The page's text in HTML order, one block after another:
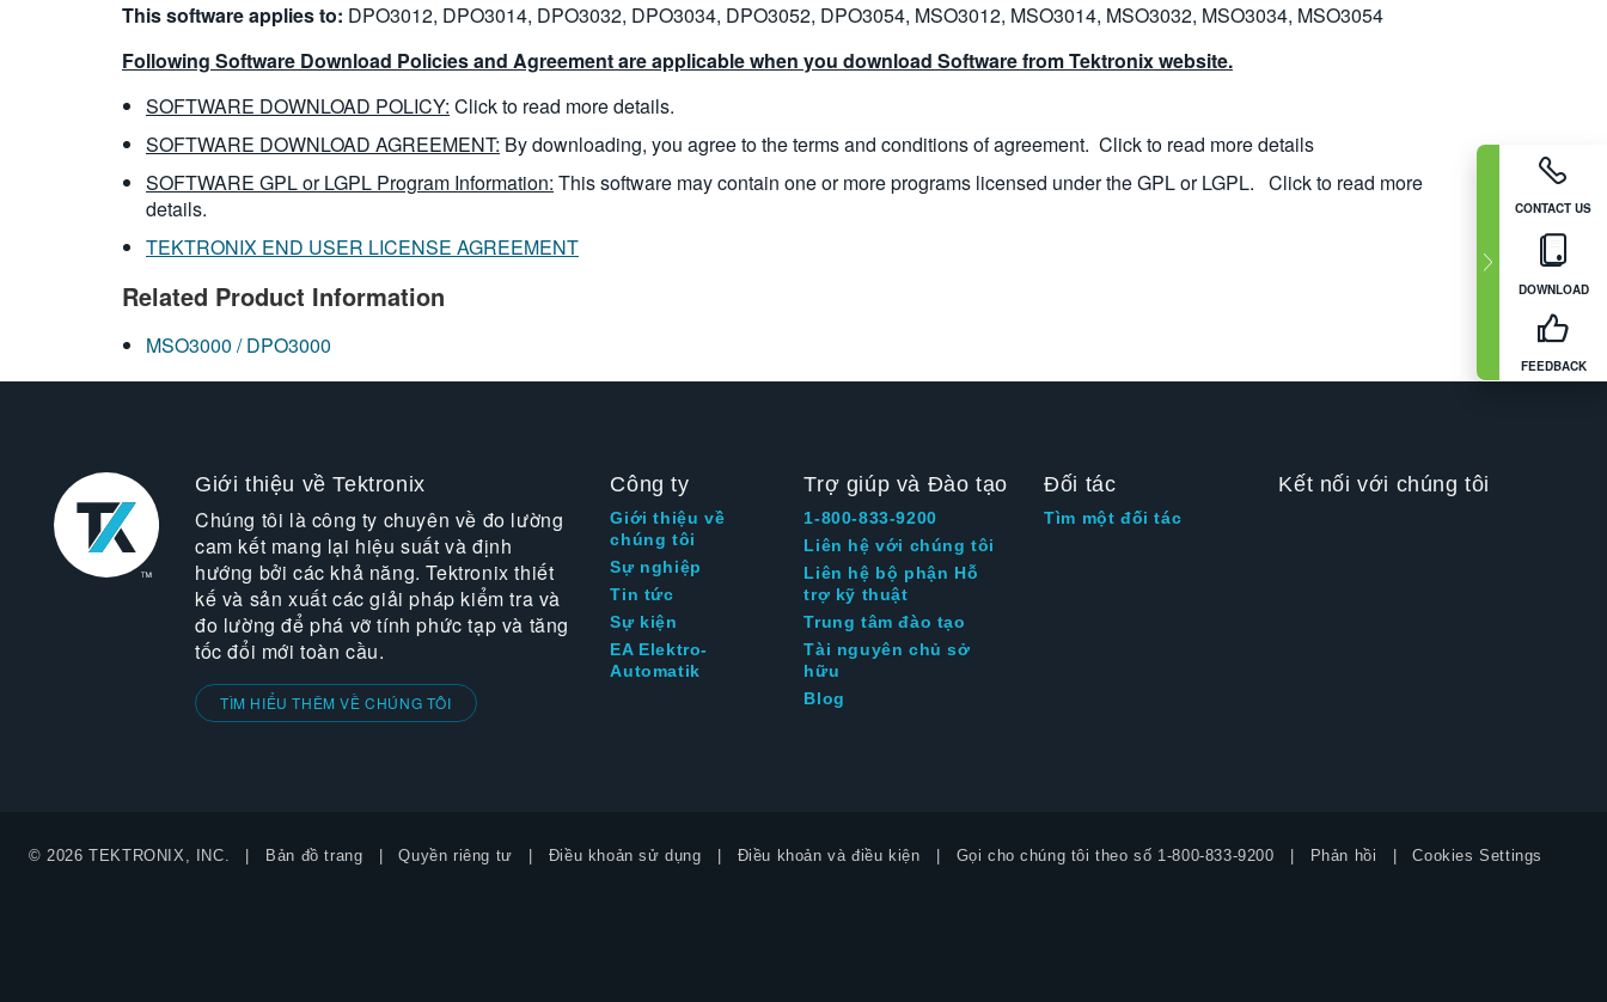
CONTACT US
DOWNLOAD
FEEDBACK
This software applies to: DPO3012, DPO3014, DPO3032, DPO3034, DPO3052, DPO3054, MSO3012, MSO3014, MSO3032, MSO3034, MSO3054
Following Software Download Policies and Agreement are applicable when you download Software from Tektronix website.
SOFTWARE DOWNLOAD POLICY: Click to read more details.
SOFTWARE DOWNLOAD AGREEMENT: By downloading, you agree to the terms and conditions of agreement. Click to read more details
SOFTWARE GPL or LGPL Program Information: This software may contain one or more programs licensed under the GPL or LGPL. Click to read more
details.
TEKTRONIX END USER LICENSE AGREEMENT
Related Product Information
MSO3000 / DPO3000
Giới thiệu về Tektronix
Chúng tôi là công ty chuyên về đo lường
cam kết mang lại hiệu suất và định
hướng bởi các khả năng. Tektronix thiết
kế và sản xuất các giải pháp kiểm tra và
đo lường để phá vỡ tính phức tạp và tăng
tốc đổi mới toàn cầu.
TÌM HIỂU THÊM VỀ CHÚNG TÔI
Công ty
Giới thiệu về
chúng tôi
Sự nghiệp
Tin tức
Sự kiện
EA Elektro-
Automatik
Trợ giúp và Đào tạo
1-800-833-9200
Liên hệ với chúng tôi
Liên hệ bộ phận Hỗ
trợ kỹ thuật
Trung tâm đào tạo
Tài nguyên chủ sở
hữu
Blog
Đối tác
Tìm một đối tác
Kết nối với chúng tôi
© 2026 TEKTRONIX, INC. Bản đồ trang Quyền riêng tư Điều khoản sử dụng Điều khoản và điều kiện Gọi cho chúng tôi theo số 1-800-833-9200 Phản hồi Cookies Settings